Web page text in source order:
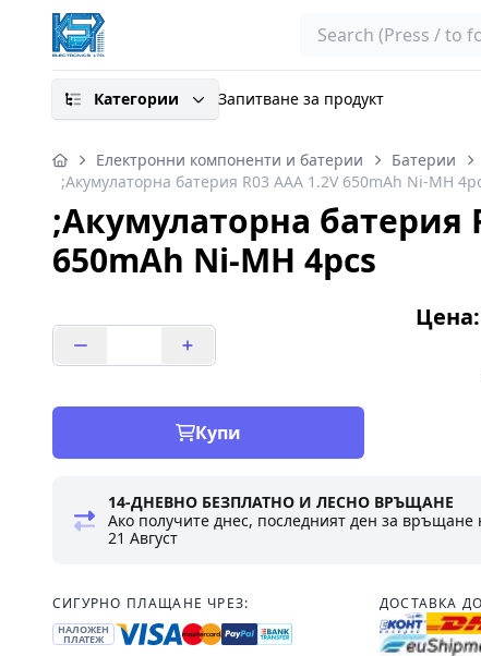
Search
Категории Запитване за продукт
Електронни компоненти и батерии
Батерии
;Акумулаторна батерия R03 AAA 1.2V 650mAh Ni-MH
;Акумулаторна батерия
650mAh Ni-MH 4pcs
Цена:
Купи
14-ДНЕВНО БЕЗПЛАТНО И ЛЕСНО ВРЪЩАНЕ
Ако получите днес, последният ден за
21 Август
СИГУРНО ПЛАЩАНЕ ЧРЕЗ:
НАЛОЖЕН
ПЛАТЕЖ
ДОСТАВКА